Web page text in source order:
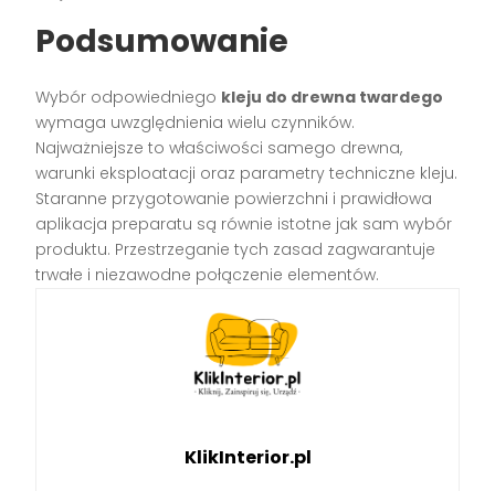
Podsumowanie
Wybór odpowiedniego kleju do drewna twardego
wymaga uwzględnienia wielu czynników.
Najważniejsze to właściwości samego drewna,
warunki eksploatacji oraz parametry techniczne kleju.
Staranne przygotowanie powierzchni i prawidłowa
aplikacja preparatu są równie istotne jak sam wybór
produktu. Przestrzeganie tych zasad zagwarantuje
trwałe i niezawodne połączenie elementów.
KlikInterior.pl